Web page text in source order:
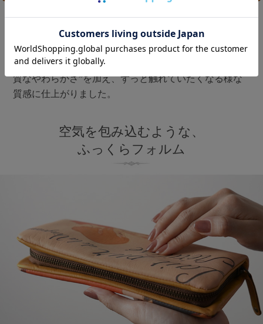
HIRAMEKI.オリジナルの『ART LEATHER』は、牛革に
直接デザインを施すため、革本来の質感を損なうことな
く経年変化を楽しめます。
ラウンドシリーズでは、その「ART LEATHER」に”上
質なやわらかさ”を加え、ずっと触れていたくなる様な
質感に仕上がりました。
空気を包み込むような、
ふっくらフォルム